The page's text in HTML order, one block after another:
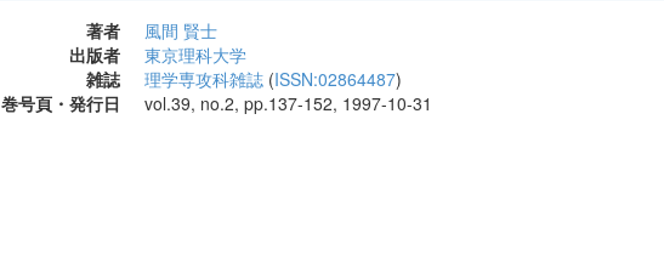
著者
風間 賢士
出版者
東京理科大学
雑誌
理学専攻科雑誌 (ISSN:02864487)
巻号頁・発行日
vol.39, no.2, pp.137-152, 1997-10-31